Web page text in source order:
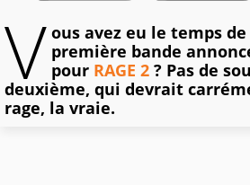
V ous avez eu le temps
première bande
pour RAGE 2 ? Pas de
deuxième, qui devrait
rage, la vraie.